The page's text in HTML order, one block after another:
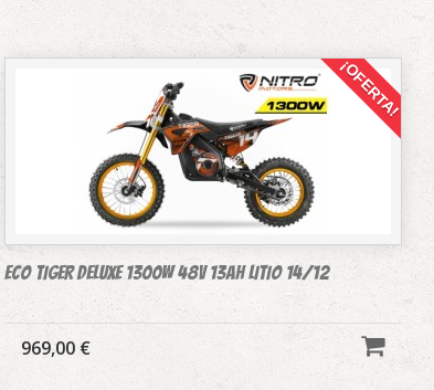
¡OFERTA!
Eco TIGER DELUXE 1300W 48v 13Ah LITIO 14/12
969,00 €